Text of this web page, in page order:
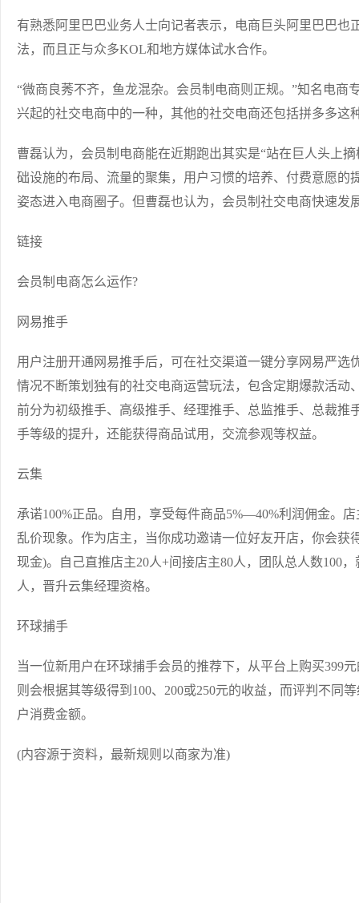
有熟悉阿里巴巴业务人士向记者表示，电商巨头阿里巴巴也
法，而且正与众多KOL和地方媒体试水合作。
“微商良莠不齐，鱼龙混杂。会员制电商则正规。”知名电商
兴起的社交电商中的一种，其他的社交电商还包括拼多多这
曹磊认为，会员制电商能在近期跑出其实是“站在巨人头上
础设施的布局、流量的聚集，用户习惯的培养、付费意愿的
姿态进入电商圈子。但曹磊也认为，会员制社交电商快速发
链接
会员制电商怎么运作?
网易推手
用户注册开通网易推手后，可在社交渠道一键分享网易严选
情况不断策划独有的社交电商运营玩法，包含定期爆款活动
前分为初级推手、高级推手、经理推手、总监推手、总裁推
手等级的提升，还能获得商品试用，交流参观等权益。
云集
承诺100%正品。自用，享受每件商品5%—40%利润佣金。
乱价现象。作为店主，当你成功邀请一位好友开店，你会获
现金)。自己直推店主20人+间接店主80人，团队总人数100
人，晋升云集经理资格。
环球捕手
当一位新用户在环球捕手会员的推荐下，从平台上购买399
则会根据其等级得到100、200或250元的收益，而评判不同
户消费金额。
(内容源于资料，最新规则以商家为准)